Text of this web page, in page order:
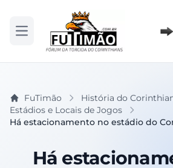
Abrir menu
FuTimão
História do
Estádios e Locais de Jogos
Há estacionamento no estádio do
Há